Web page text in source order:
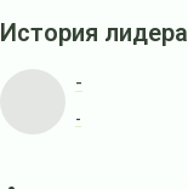
История лидера
-
-